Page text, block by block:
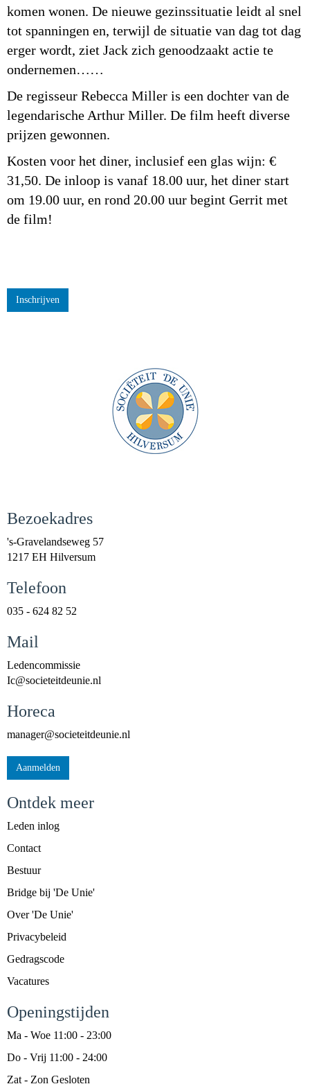
komen wonen. De nieuwe gezinssituatie leidt al snel
tot spanningen en, terwijl de situatie van dag tot dag
erger wordt, ziet Jack zich genoodzaakt actie te
ondernemen……
De regisseur Rebecca Miller is een dochter van de
legendarische Arthur Miller. De film heeft diverse
prijzen gewonnen.
Kosten voor het diner, inclusief een glas wijn: €
31,50. De inloop is vanaf 18.00 uur, het diner start
om 19.00 uur, en rond 20.00 uur begint Gerrit met
de film!
Inschrijven
Bezoekadres
's-Gravelandseweg 57
1217 EH Hilversum
Telefoon
035 - 624 82 52
Mail
Ledencommissie
cI@societeitdeunie.nl
Horeca
reganam@societeitdeunie.nl
Aanmelden
Ontdek meer
Leden inlog
Contact
Bestuur
Bridge bij 'De Unie'
Over 'De Unie'
Privacybeleid
Gedragscode
Vacatures
Openingstijden
Ma - Woe 11:00 - 23:00
Do - Vrij 11:00 - 24:00
Zat - Zon Gesloten